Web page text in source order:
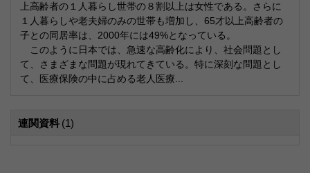
上高齢者の１人暮らし世帯の８割以上は女性である。さらに
１人暮らしや老夫婦のみの世帯も増加し、65才以上高齢者の
子との同居率は、2000年には49%となっている。
このように日本では、急速な高齢化により、社会問題とし
て、さまざまな問題が現れてきている。特に深刻な問題とし
て、医療保険の中に占める老人医療...
連関資料 (1)